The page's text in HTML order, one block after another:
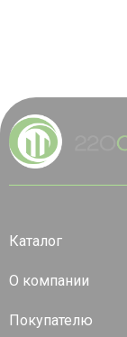
Каталог
О компании
Покупателю